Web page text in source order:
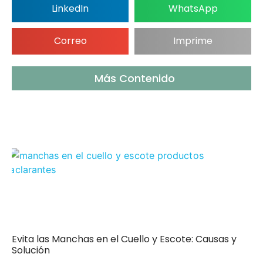
LinkedIn WhatsApp
Correo Imprime
Más Contenido
Evita las Manchas en el Cuello y Escote: Causas y
Solución